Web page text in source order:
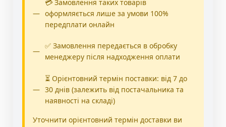
💳 Замовлення таких товарів
оформляється лише за умови 100%
передплати онлайн
✅ Замовлення передається в обробку
менеджеру після надходження оплати
⏳ Орієнтовний термін поставки: від 7 до
30 днів (залежить від постачальника та
наявності на складі)
Уточнити орієнтовний термін доставки ви